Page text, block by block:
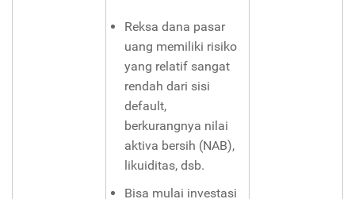
Reksa dana pasar
uang memiliki risiko
yang relatif sangat
rendah dari sisi
default,
berkurangnya nilai
aktiva bersih (NAB),
likuiditas, dsb.
Bisa mulai investasi